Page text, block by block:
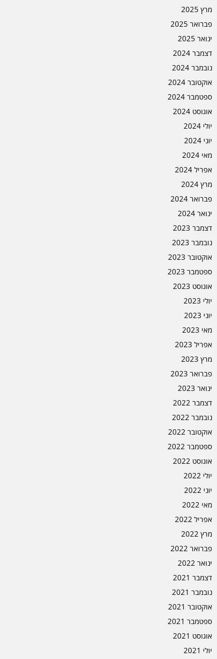
מרץ 2025
פברואר 2025
ינואר 2025
דצמבר 2024
נובמבר 2024
אוקטובר 2024
ספטמבר 2024
אוגוסט 2024
יולי 2024
יוני 2024
מאי 2024
אפריל 2024
מרץ 2024
פברואר 2024
ינואר 2024
דצמבר 2023
נובמבר 2023
אוקטובר 2023
ספטמבר 2023
אוגוסט 2023
יולי 2023
יוני 2023
מאי 2023
אפריל 2023
מרץ 2023
פברואר 2023
ינואר 2023
דצמבר 2022
נובמבר 2022
אוקטובר 2022
ספטמבר 2022
אוגוסט 2022
יולי 2022
יוני 2022
מאי 2022
אפריל 2022
מרץ 2022
פברואר 2022
ינואר 2022
דצמבר 2021
נובמבר 2021
אוקטובר 2021
ספטמבר 2021
אוגוסט 2021
יולי 2021